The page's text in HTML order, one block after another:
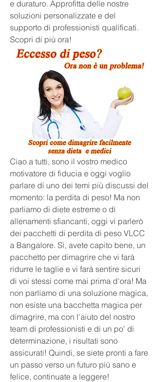
e duraturo. Approfitta delle nostre
soluzioni personalizzate e del
supporto di professionisti qualificati.
Scopri di più ora!
Ciao a tutti, sono il vostro medico
motivatore di fiducia e oggi voglio
parlare di uno dei temi più discussi del
momento: la perdita di peso! Ma non
parliamo di diete estreme o di
allenamenti sfiancanti, oggi vi parlerò
dei pacchetti di perdita di peso VLCC
a Bangalore. Sì, avete capito bene, un
pacchetto per dimagrire che vi farà
ridurre le taglie e vi farà sentire sicuri
di voi stessi come mai prima d'ora! Ma
non parliamo di una soluzione magica,
non esiste una bacchetta magica per
dimagrire, ma con l'aiuto del nostro
team di professionisti e di un po' di
determinazione, i risultati sono
assicurati! Quindi, se siete pronti a fare
un passo verso un futuro più sano e
felice, continuate a leggere!